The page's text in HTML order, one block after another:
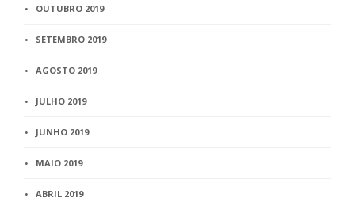
OUTUBRO 2019
SETEMBRO 2019
AGOSTO 2019
JULHO 2019
JUNHO 2019
MAIO 2019
ABRIL 2019